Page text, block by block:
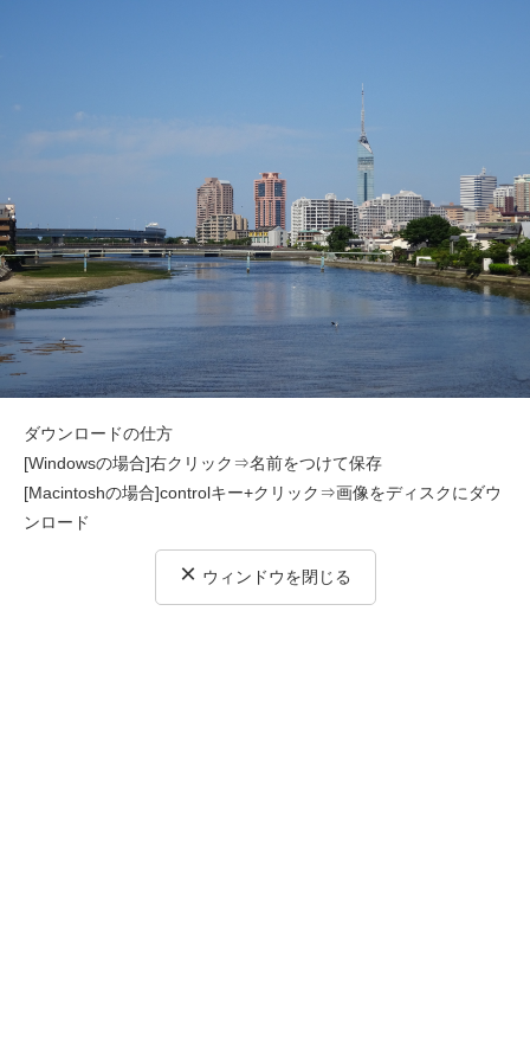
ダウンロードの仕方
[Windowsの場合]右クリック⇒名前をつけて保存
[Macintoshの場合]controlキー+クリック⇒画像をディスクにダウ
ンロード
× ウィンドウを閉じる